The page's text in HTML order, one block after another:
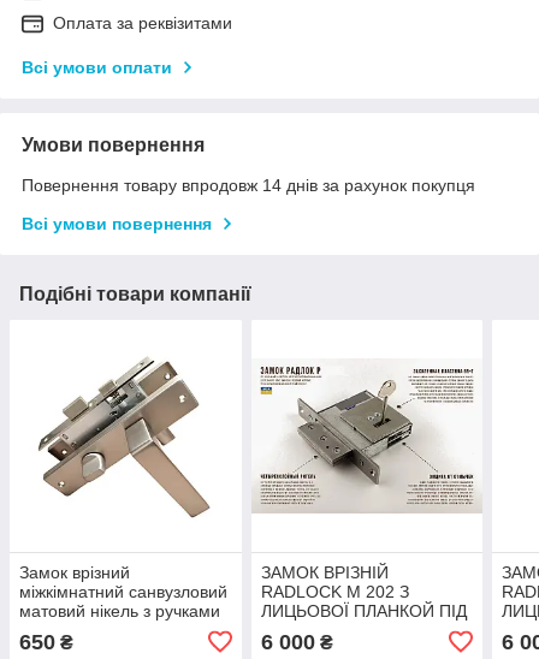
Оплата за реквізитами
Всі умови оплати
Умови повернення
Повернення товару впродовж 14 днів за рахунок покупця
Всі умови повернення
Подібні товари компанії
Замок врізний
міжкімнатний санвузловий
матовий нікель з ручками
650 ₴
ЗАМОК ВРІЗНІЙ
RADLOCK М 202 З
ЛИЦЬОВОЇ ПЛАНКОЙ ПІД
6 000₴ 6